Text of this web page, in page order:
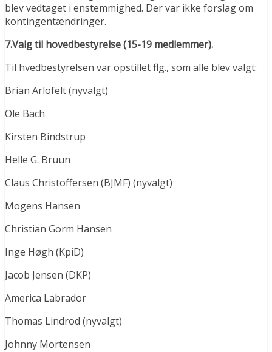
blev vedtaget i enstemmighed. Der var ikke forslag om
kontingentændringer.
7.Valg til hovedbestyrelse (15-19 medlemmer).
Til hvedbestyrelsen var opstillet flg., som alle blev valgt:
Brian Arlofelt (nyvalgt)
Ole Bach
Kirsten Bindstrup
Helle G. Bruun
Claus Christoffersen (BJMF) (nyvalgt)
Mogens Hansen
Christian Gorm Hansen
Inge Høgh (KpiD)
Jacob Jensen (DKP)
America Labrador
Thomas Lindrod (nyvalgt)
Johnny Mortensen